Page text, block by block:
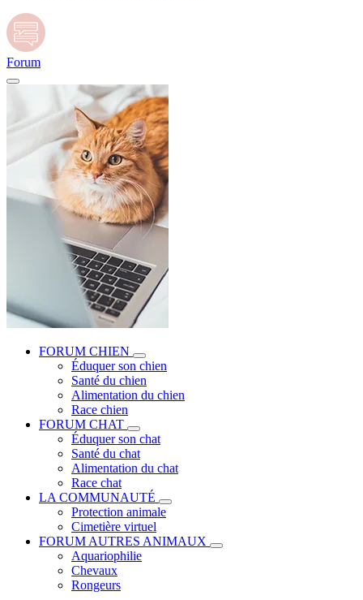
Forum
FORUM CHIEN
Éduquer son chien
Santé du chien
Alimentation du chien
Race chien
FORUM CHAT
Éduquer son chat
Santé du chat
Alimentation du chat
Race chat
LA COMMUNAUTÉ
Protection animale
Cimetière virtuel
FORUM AUTRES ANIMAUX
Aquariophilie
Chevaux
Rongeurs